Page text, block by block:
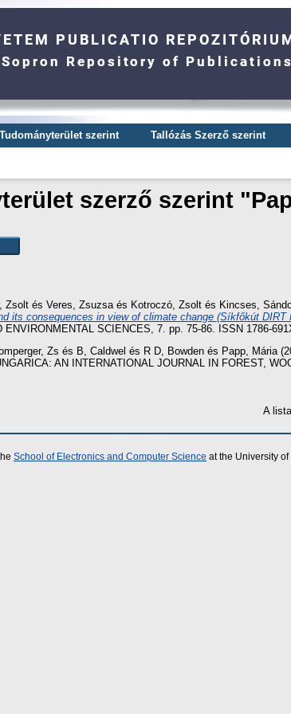
szerint Tallózás Szerző szerint
szerző szerint "
Zsolt és Veres, Zsuzsa és Kotroczó, Zsolt és Kincses,
its consequences in view of climate change (Síkfőkút DIRT
SCIENCES, 7. pp. 75-86. ISSN 1786-
Zs és B, Caldwel és R D, Bowden és Papp, Mária
AN INTERNATIONAL JOURNAL IN FOREST,
A
School of Electronics and Computer Science at the University of